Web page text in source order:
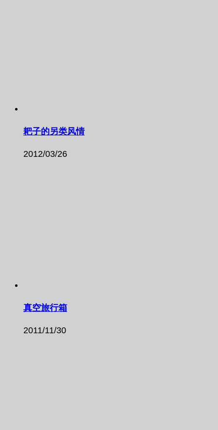
耙子的另类风情
2012/03/26
真空旅行箱
2011/11/30